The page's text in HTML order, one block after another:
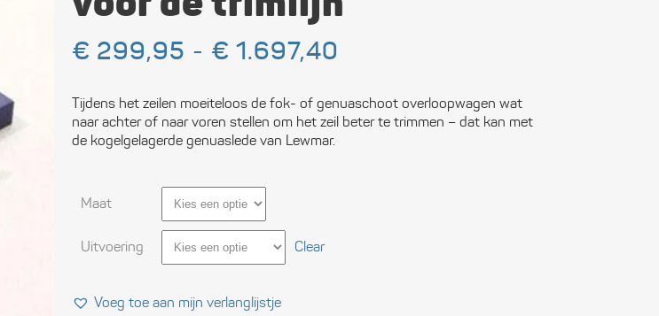
Bevestigings­­
materialen
Elektra en
Electronica
Veiligheid
Sluitingen
€ 299,95 - € 1.697,40
€ 1.697,40
Tijdens het zeilen moeiteloos de fok- of genuaschoot overloopwagen wat
naar achter of naar voren stellen om het zeil beter te trimmen – dat kan met
de kogelgelagerde genuaslede van Lewmar.
Maat
Uitvoering Clear
Voeg toe aan mijn verlanglijstje